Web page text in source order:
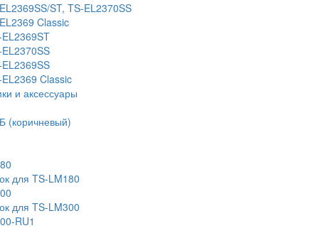
ST, TS-EL2370SS
Classic
Classic
и аксессуары
(коричневый)
для TS-LM180
для TS-LM300
RU1